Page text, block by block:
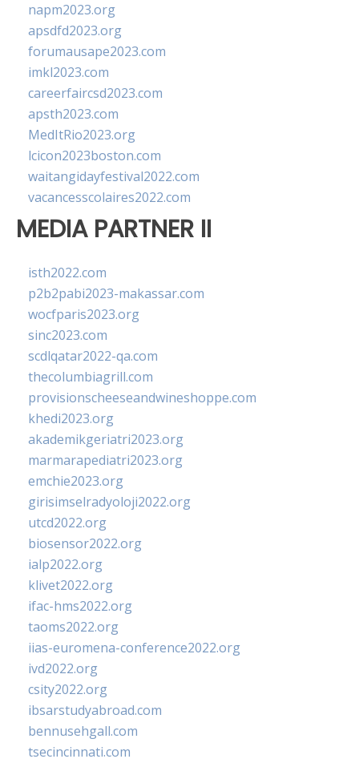
napm2023.org
apsdfd2023.org
forumausape2023.com
imkl2023.com
careerfaircsd2023.com
apsth2023.com
MedItRio2023.org
lcicon2023boston.com
waitangidayfestival2022.com
vacancesscolaires2022.com
MEDIA PARTNER II
isth2022.com
p2b2pabi2023-makassar.com
wocfparis2023.org
sinc2023.com
scdlqatar2022-qa.com
thecolumbiagrill.com
provisionscheeseandwineshoppe.com
khedi2023.org
akademikgeriatri2023.org
marmarapediatri2023.org
emchie2023.org
girisimselradyoloji2022.org
utcd2022.org
biosensor2022.org
ialp2022.org
klivet2022.org
ifac-hms2022.org
taoms2022.org
iias-euromena-conference2022.org
ivd2022.org
csity2022.org
ibsarstudyabroad.com
bennusehgall.com
tsecincinnati.com